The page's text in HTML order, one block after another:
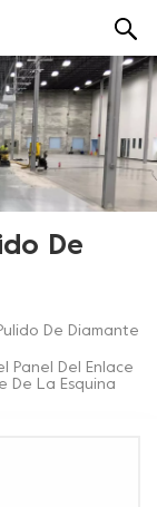
De
De Diamante
Panel Del Enlace
De La Esquina